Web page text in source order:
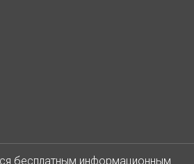
бесплатным информационным